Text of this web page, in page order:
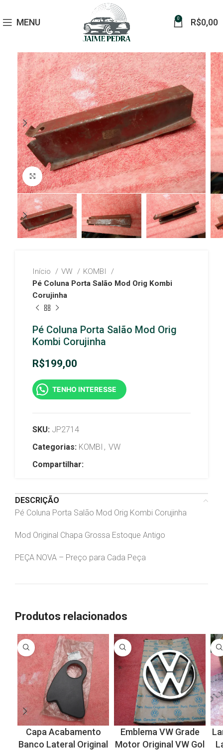
MENU 0 R$0,00
Click to enlarge
Início VW
KOMBI
Pé Coluna Porta Salão Mod Orig Kombi
Corujinha
Pé Coluna Porta Salão Mod Orig
Kombi Corujinha
R$199,00
TENHO INTERESSE
SKU: JP2714
Categorias: KOMBI , VW
Compartilhar:
DESCRIÇÃO
Pé Coluna Porta Salão Mod Orig Kombi Corujinha
Mod Original Chapa Grossa Estoque Antigo
PEÇA NOVA – Preço para Cada Peça
Produtos relacionados
Capa Acabamento
Banco Lateral Original
Emblema VW Grade
Motor Original VW Gol